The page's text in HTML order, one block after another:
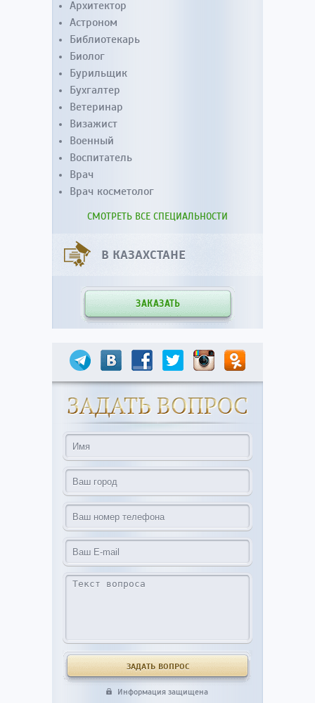
Архитектор
Астроном
Библиотекарь
Биолог
Бурильщик
Бухгалтер
Ветеринар
Визажист
Военный
Воспитатель
Врач
Врач косметолог
СМОТРЕТЬ ВСЕ СПЕЦИАЛЬНОСТИ
В КАЗАХСТАНЕ
ЗАКАЗАТЬ
Информация защищена